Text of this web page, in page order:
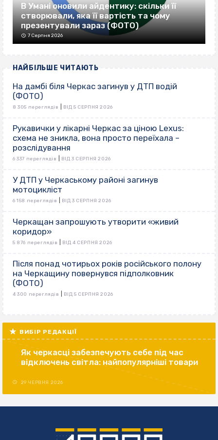
В Умані оновили айдентику: скільки її
створювали, яка її вартість та чому
презентували зараз (ФОТО)
7 Серпня 2026
НАЙБІЛЬШЕ ЧИТАЮТЬ
На дамбі біля Черкас загинув у ДТП водій
(ФОТО)
8 305 переглядів ВІД 5 СЕРПНЯ 2026
Рукавички у лікарні Черкас за ціною Lexus:
схема не зникла, вона просто переїхала –
розслідування
6 337 переглядів ВІД 3 СЕРПНЯ 2026
У ДТП у Черкаському районі загинув
мотоцикліст
6 158 переглядів ВІД 3 СЕРПНЯ 2026
Черкащан запрошують утворити «живий
коридор»
5 876 переглядів ВІД 4 СЕРПНЯ 2026
Після понад чотирьох років російського полону
на Черкащину повернувся підполковник
(ФОТО)
4 300 переглядів ВІД 5 СЕРПНЯ 2026
ВИБІР РЕДАКЦІЇ
Як черкасці забезпечують себе під час
відключень світла: найпопулярніші товари
29 ЧЕРВНЯ 2026